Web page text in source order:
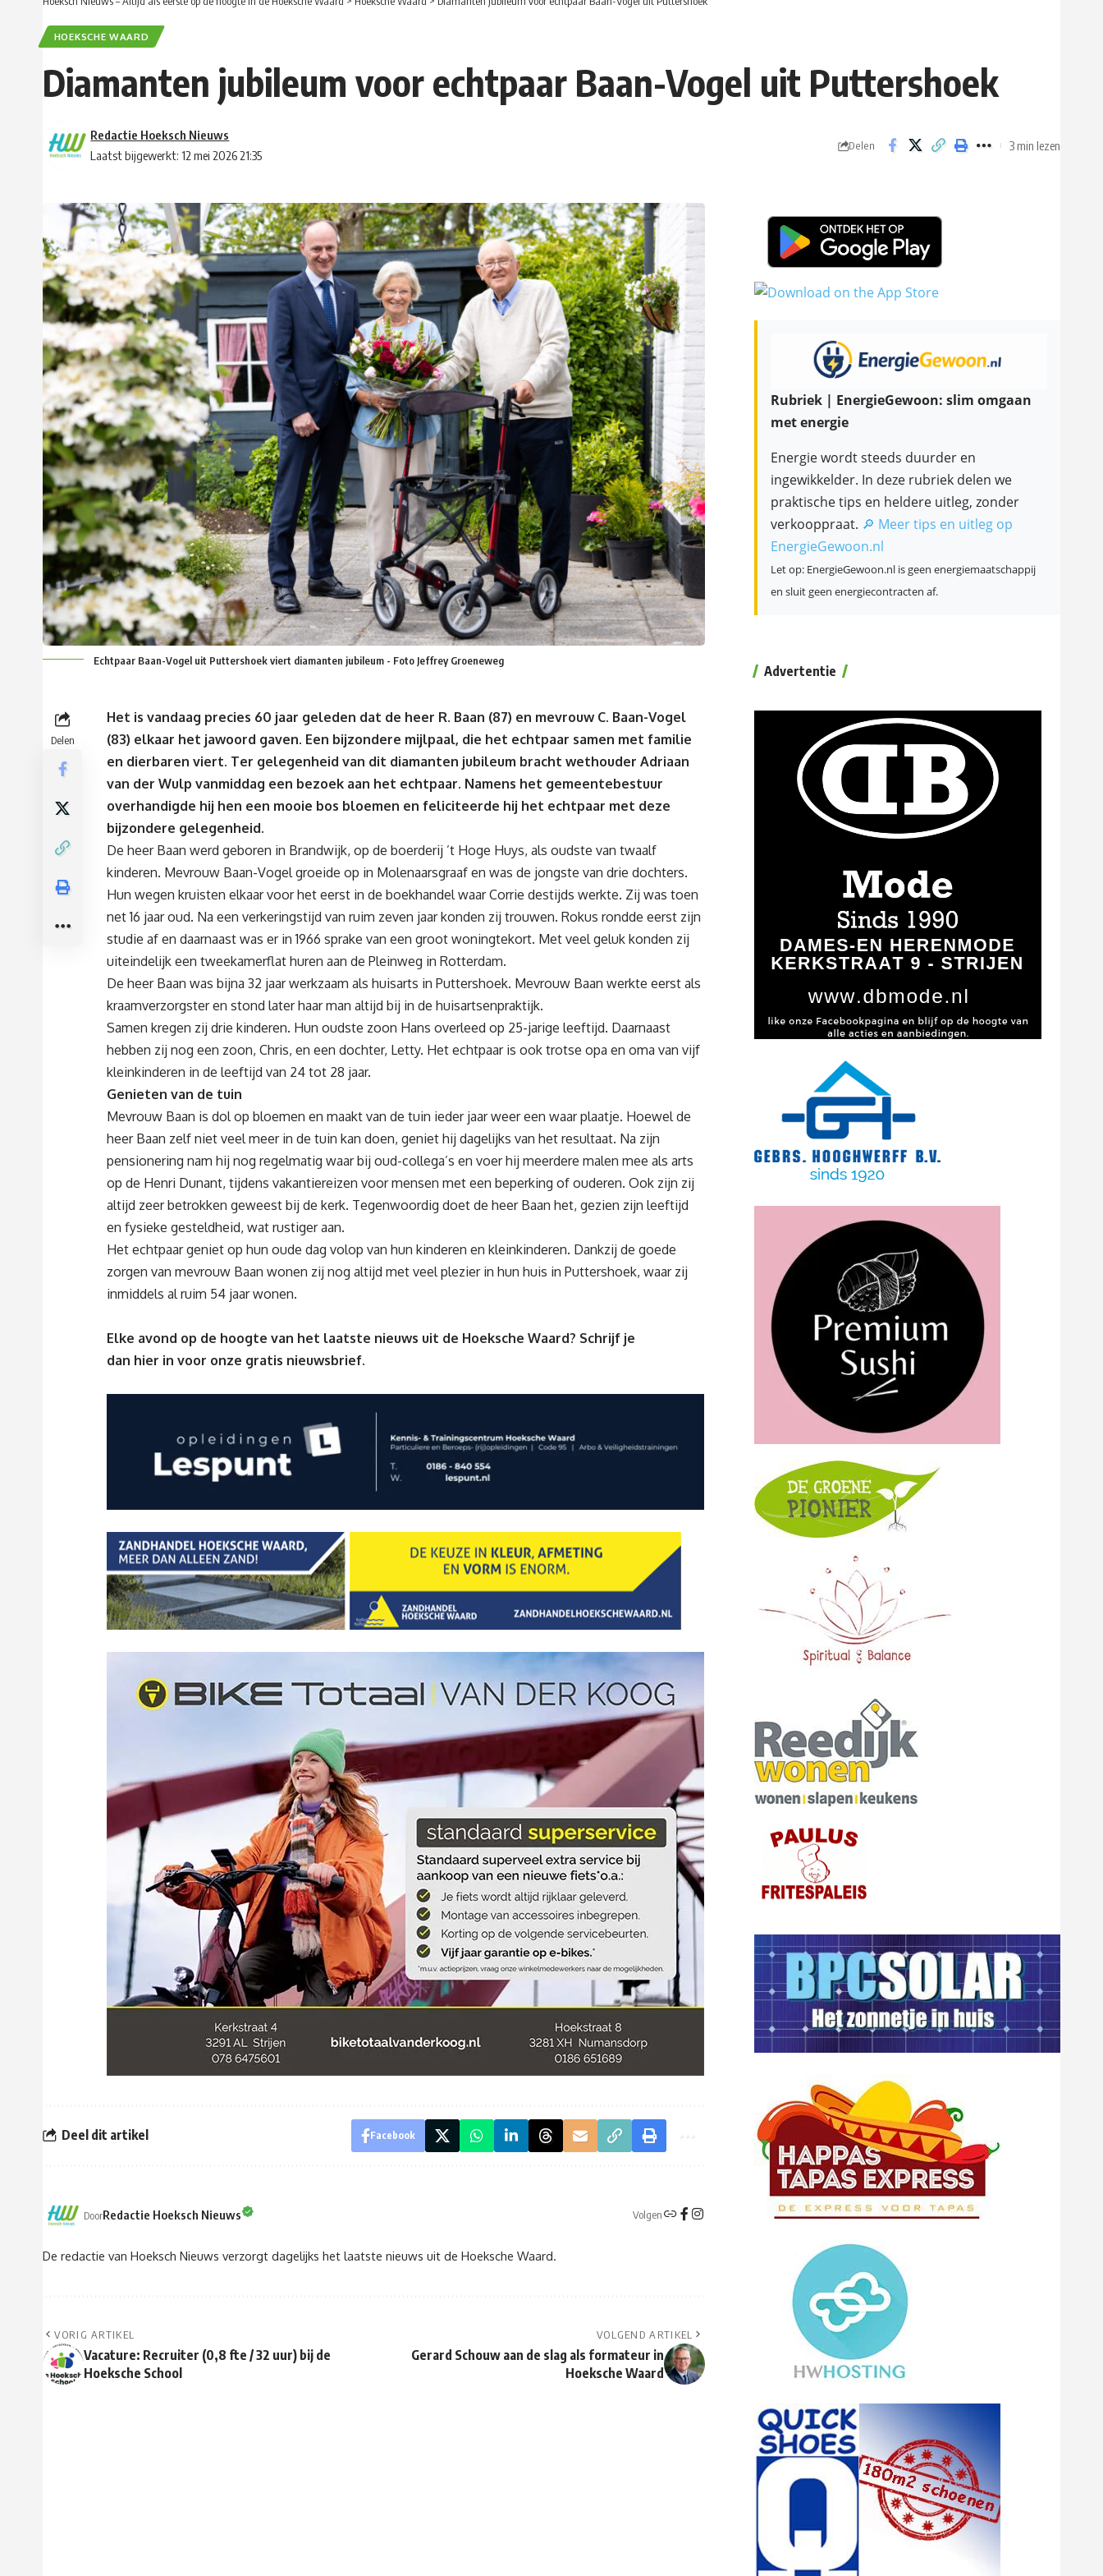
HOEKSCHE WAARD
Diamanten jubileum voor echtpaar Baan-Vogel uit Puttershoek
Laatst bijgewerkt: 12 mei 2026 21:35
Redactie Hoeksch Nieuws
Delen 3 min lezen
Echtpaar Baan-Vogel uit Puttershoek viert diamanten jubileum - Foto Jeffrey Groeneweg
Delen
Het is vandaag precies 60 jaar geleden dat de heer R. Baan (87) en mevrouw C. Baan-Vogel
(83) elkaar het jawoord gaven. Een bijzondere mijlpaal, die het echtpaar samen met familie
en dierbaren viert. Ter gelegenheid van dit diamanten jubileum bracht wethouder Adriaan
van der Wulp vanmiddag een bezoek aan het echtpaar. Namens het gemeentebestuur
overhandigde hij hen een mooie bos bloemen en feliciteerde hij het echtpaar met deze
bijzondere gelegenheid.
De heer Baan werd geboren in Brandwijk, op de boerderij ’t Hoge Huys, als oudste van twaalf
kinderen. Mevrouw Baan-Vogel groeide op in Molenaarsgraaf en was de jongste van drie dochters.
Hun wegen kruisten elkaar voor het eerst in de boekhandel waar Corrie destijds werkte. Zij was toen
net 16 jaar oud. Na een verkeringstijd van ruim zeven jaar konden zij trouwen. Rokus rondde eerst zijn
studie af en daarnaast was er in 1966 sprake van een groot woningtekort. Met veel geluk konden zij
uiteindelijk een tweekamerflat huren aan de Pleinweg in Rotterdam.
De heer Baan was bijna 32 jaar werkzaam als huisarts in Puttershoek. Mevrouw Baan werkte eerst als
kraamverzorgster en stond later haar man altijd bij in de huisartsenpraktijk.
Samen kregen zij drie kinderen. Hun oudste zoon Hans overleed op 25-jarige leeftijd. Daarnaast
hebben zij nog een zoon, Chris, en een dochter, Letty. Het echtpaar is ook trotse opa en oma van vijf
kleinkinderen in de leeftijd van 24 tot 28 jaar.
Genieten van de tuin
Mevrouw Baan is dol op bloemen en maakt van de tuin ieder jaar weer een waar plaatje. Hoewel de
heer Baan zelf niet veel meer in de tuin kan doen, geniet hij dagelijks van het resultaat. Na zijn
pensionering nam hij nog regelmatig waar bij oud-collega’s en voer hij meerdere malen mee als arts
op de Henri Dunant, tijdens vakantiereizen voor mensen met een beperking of ouderen. Ook zijn zij
altijd zeer betrokken geweest bij de kerk. Tegenwoordig doet de heer Baan het, gezien zijn leeftijd
en fysieke gesteldheid, wat rustiger aan.
Het echtpaar geniet op hun oude dag volop van hun kinderen en kleinkinderen. Dankzij de goede
zorgen van mevrouw Baan wonen zij nog altijd met veel plezier in hun huis in Puttershoek, waar zij
inmiddels al ruim 54 jaar wonen.
Elke avond op de hoogte van het laatste nieuws uit de Hoeksche Waard? Schrijf je
dan hier in voor onze gratis nieuwsbrief.
Deel dit artikel Facebook
DoorRedactie Hoeksch Nieuws Volgen
De redactie van Hoeksch Nieuws verzorgt dagelijks het laatste nieuws uit de Hoeksche Waard.
VORIG ARTIKEL
Vacature: Recruiter (0,8 fte / 32 uur) bij de
Hoeksche School
VOLGEND ARTIKEL
Gerard Schouw aan de slag als formateur in
Hoeksche Waard
Rubriek | EnergieGewoon: slim omgaan
met energie
Energie wordt steeds duurder en
ingewikkelder. In deze rubriek delen we
praktische tips en heldere uitleg, zonder
verkooppraat. 🔎 Meer tips en uitleg op
EnergieGewoon.nl
Let op: EnergieGewoon.nl is geen energiemaatschappij
en sluit geen energiecontracten af.
Advertentie